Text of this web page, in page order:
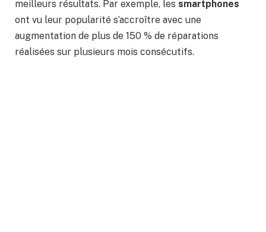
meilleurs résultats. Par exemple, les smartphones
ont vu leur popularité s’accroître avec une
augmentation de plus de 150 % de réparations
réalisées sur plusieurs mois consécutifs.